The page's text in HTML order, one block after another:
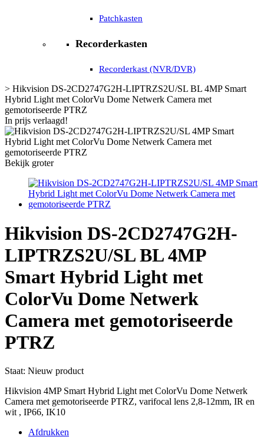
Patchkasten
Recorderkasten
Recorderkast (NVR/DVR)
> Hikvision DS-2CD2747G2H-LIPTRZS2U/SL BL 4MP Smart
Hybrid Light met ColorVu Dome Netwerk Camera met
gemotoriseerde PTRZ
In prijs verlaagd!
Bekijk groter
Hikvision DS-2CD2747G2H-
LIPTRZS2U/SL BL 4MP
Smart Hybrid Light met
ColorVu Dome Netwerk
Camera met gemotoriseerde
PTRZ
Staat: Nieuw product
Hikvision 4MP Smart Hybrid Light met ColorVu Dome Netwerk
Camera met gemotoriseerde PTRZ, varifocal lens 2,8-12mm, IR en
wit , IP66, IK10
Afdrukken